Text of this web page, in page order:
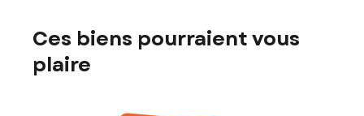
Ces biens pourraient vous
plaire